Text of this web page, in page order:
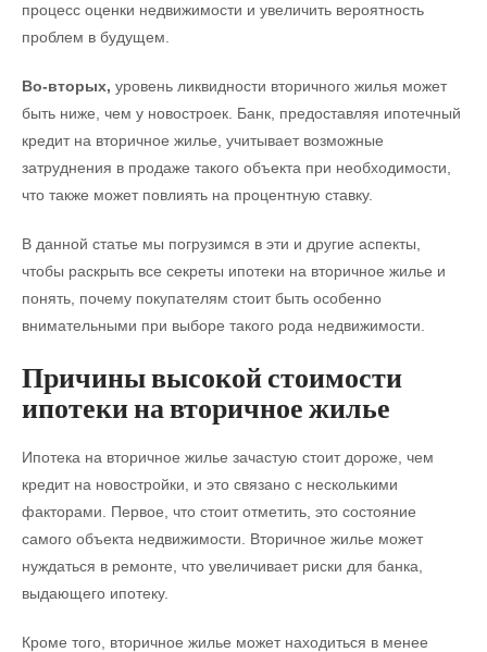
процесс оценки недвижимости и увеличить вероятность
проблем в будущем.
Во-вторых, уровень ликвидности вторичного жилья может
быть ниже, чем у новостроек. Банк, предоставляя ипотечный
кредит на вторичное жилье, учитывает возможные
затруднения в продаже такого объекта при необходимости,
что также может повлиять на процентную ставку.
В данной статье мы погрузимся в эти и другие аспекты,
чтобы раскрыть все секреты ипотеки на вторичное жилье и
понять, почему покупателям стоит быть особенно
внимательными при выборе такого рода недвижимости.
Причины высокой стоимости
ипотеки на вторичное жилье
Ипотека на вторичное жилье зачастую стоит дороже, чем
кредит на новостройки, и это связано с несколькими
факторами. Первое, что стоит отметить, это состояние
самого объекта недвижимости. Вторичное жилье может
нуждаться в ремонте, что увеличивает риски для банка,
выдающего ипотеку.
Кроме того, вторичное жилье может находиться в менее